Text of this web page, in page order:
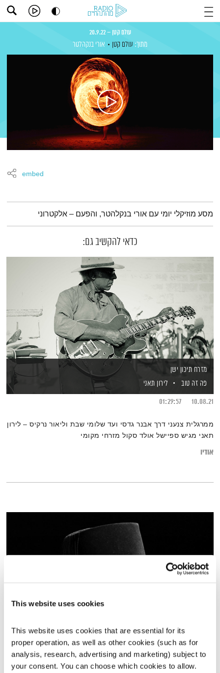
This website uses cookies
This website uses cookies that are essential for its
proper operation, as well as other cookies (such as for
analysis, research, advertising and marketing) subject to
your consent. You can choose which cookies to allow.
עולם קטן – 20.9.22
מתוך: עולם קטן אורי בנקהלטר
embed
תמצית הפודקאסט
מסע מוזיקלי יומי עם אורי בנקלהטר, והפעם – אלקטרוני
כדאי להקשיב גם:
מזרח תיכון ישן
פה זה טוב
לירון תאני
10.08.21
01:29:57
ממרגלית צנעני דרך אבנר גדסי ועד שלומי שבת וליאור נרקיס – לירון
תאני מגיש ספיישל אולד סקול מזרחי מקומי
אודיו
אוריינטלי גלובלי
רובן להב
18.07.20
02:01:06